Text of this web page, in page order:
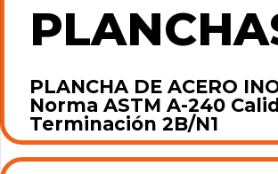
PLANCHA DE ACERO
Norma ASTM A-240
Terminación 2B/N1